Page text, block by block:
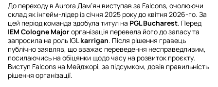
До переходу в Aurora Дам’ян виступав за Falcons, очолюючи
склад як інгейм-лідер із січня 2025 року до квітня 2026-го. За
цей період команда здобула титул на PGL Bucharest. Перед
IEM Cologne Majorорганізація перевела його до запасу та
запросила на роль ІGL karrigan. Після рішення гравець
публічно заявляв, що вважає переведення несправедливим,
посилаючись на обіцянки щодо часу на розвиток проєкту.
Виступ Falcons на Мейджорі, за підсумком, довів правильність
рішення організації.